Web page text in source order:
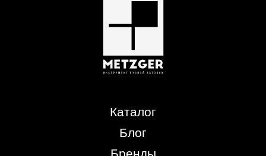
Каталог
Блог
Бренды